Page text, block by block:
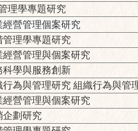
理學專題研究
經營管理個案研究
理學專題研究
營管理與個案研究
學與服務創新
為與管理研究 組織行為與管
營管理與個案研究
企劃研究